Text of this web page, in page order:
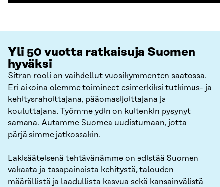
Yli 50 vuotta ratkaisuja Suomen
hyväksi
Sitran rooli on vaihdellut vuosikymmenten saatossa.
Eri aikoina olemme toimineet esimerkiksi tutkimus- ja
kehitysrahoittajana, pääomasijoittajana ja
kouluttajana. Työmme ydin on kuitenkin pysynyt
samana. Autamme Suomea uudistumaan, jotta
pärjäisimme jatkossakin.
Lakisääteisenä tehtävänämme on edistää Suomen
vakaata ja tasapainoista kehitystä, talouden
määrällistä ja laadullista kasvua sekä kansainvälistä